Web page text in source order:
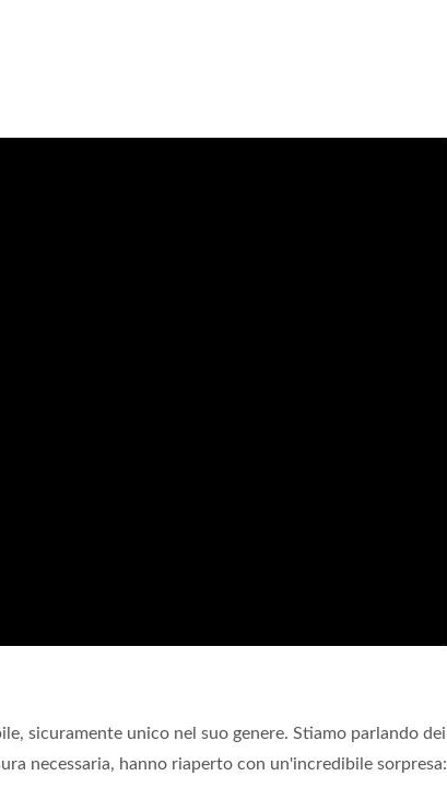
sicuramente unico nel suo genere. Stiamo parlando dei
necessaria, hanno riaperto con un'incredibile sorpresa: